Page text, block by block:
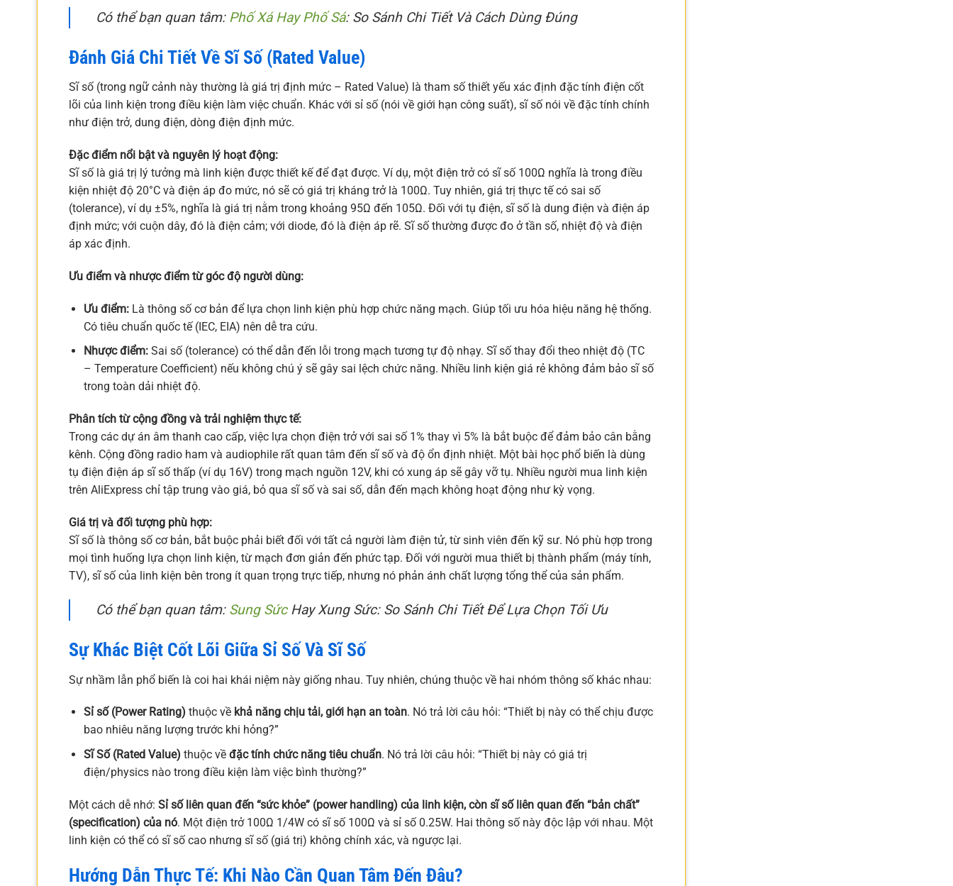
Có thể bạn quan tâm: Phố Xá Hay Phố Sá: So Sánh Chi Tiết Và Cách Dùng Đúng
Đánh Giá Chi Tiết Về Sĩ Số (Rated Value)
Sĩ số (trong ngữ cảnh này thường là giá trị định mức – Rated Value) là tham số thiết yếu xác định đặc tính điện cốt
lõi của linh kiện trong điều kiện làm việc chuẩn. Khác với sỉ số (nói về giới hạn công suất), sĩ số nói về đặc tính chính
như điện trở, dung điện, dòng điện định mức.
Đặc điểm nổi bật và nguyên lý hoạt động:
Sĩ số là giá trị lý tưởng mà linh kiện được thiết kế để đạt được. Ví dụ, một điện trở có sĩ số 100Ω nghĩa là trong điều
kiện nhiệt độ 20°C và điện áp đo mức, nó sẽ có giá trị kháng trở là 100Ω. Tuy nhiên, giá trị thực tế có sai số
(tolerance), ví dụ ±5%, nghĩa là giá trị nằm trong khoảng 95Ω đến 105Ω. Đối với tụ điện, sĩ số là dung điện và điện áp
định mức; với cuộn dây, đó là điện cảm; với diode, đó là điện áp rẽ. Sĩ số thường được đo ở tần số, nhiệt độ và điện
áp xác định.
Ưu điểm và nhược điểm từ góc độ người dùng:
Ưu điểm:Là thông số cơ bản để lựa chọn linh kiện phù hợp chức năng mạch. Giúp tối ưu hóa hiệu năng hệ thống.
Có tiêu chuẩn quốc tế (IEC, EIA) nên dễ tra cứu.
Nhược điểm:Sai số (tolerance) có thể dẫn đến lỗi trong mạch tương tự độ nhạy. Sĩ số thay đổi theo nhiệt độ (TC
– Temperature Coefficient) nếu không chú ý sẽ gây sai lệch chức năng. Nhiều linh kiện giá rẻ không đảm bảo sĩ số
trong toàn dải nhiệt độ.
Phân tích từ cộng đồng và trải nghiệm thực tế:
Trong các dự án âm thanh cao cấp, việc lựa chọn điện trở với sai số 1% thay vì 5% là bắt buộc để đảm bảo cân bằng
kênh. Cộng đồng radio ham và audiophile rất quan tâm đến sĩ số và độ ổn định nhiệt. Một bài học phổ biến là dùng
tụ điện điện áp sĩ số thấp (ví dụ 16V) trong mạch nguồn 12V, khi có xung áp sẽ gây vỡ tụ. Nhiều người mua linh kiện
trên AliExpress chỉ tập trung vào giá, bỏ qua sĩ số và sai số, dẫn đến mạch không hoạt động như kỳ vọng.
Giá trị và đối tượng phù hợp:
Sĩ số là thông số cơ bản, bắt buộc phải biết đối với tất cả người làm điện tử, từ sinh viên đến kỹ sư. Nó phù hợp trong
mọi tình huống lựa chọn linh kiện, từ mạch đơn giản đến phức tạp. Đối với người mua thiết bị thành phẩm (máy tính,
TV), sĩ số của linh kiện bên trong ít quan trọng trực tiếp, nhưng nó phản ánh chất lượng tổng thể của sản phẩm.
Có thể bạn quan tâm: Sung SứcHay Xung Sức: So Sánh Chi Tiết Để Lựa Chọn Tối Ưu
Sự Khác Biệt Cốt Lõi Giữa Sỉ Số Và Sĩ Số
Sự nhầm lẫn phổ biến là coi hai khái niệm này giống nhau. Tuy nhiên, chúng thuộc về hai nhóm thông số khác nhau:
Sỉ số (Power Rating) thuộc về khả năng chịu tải, giới hạn an toàn. Nó trả lời câu hỏi: “Thiết bị này có thể chịu được
bao nhiêu năng lượng trước khi hỏng?”
Sĩ Số (Rated Value) thuộc về đặc tính chức năng tiêu chuẩn. Nó trả lời câu hỏi: “Thiết bị này có giá trị
điện/physics nào trong điều kiện làm việc bình thường?”
Một cách dễ nhớ: Sỉ số liên quan đến “sức khỏe” (power handling) của linh kiện, còn sĩ số liên quan đến “bản chất”
(specification) của nó. Một điện trở 100Ω 1/4W có sĩ số 100Ω và sỉ số 0.25W. Hai thông số này độc lập với nhau. Một
linh kiện có thể có sĩ số cao nhưng sĩ số (giá trị) không chính xác, và ngược lại.
Hướng Dẫn Thực Tế: Khi Nào Cần Quan Tâm Đến Đâu?